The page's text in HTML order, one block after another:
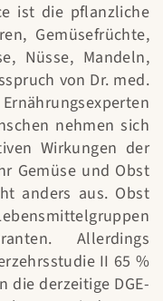
ist die pflanzliche
Gemüsefrüchte,
Nüsse, Mandeln,
von Dr. med.
nehmen sich
Wirkungen der
Gemüse und Obst
anders aus. Obst
Allerdings
II 65 %
die derzeitige DGE-